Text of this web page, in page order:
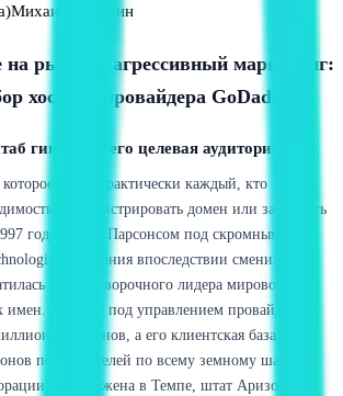
Михаил Сорокин
на рынке и агрессивный маркетинг:
хостинг-провайдера GoDaddy
гиганта и его целевая аудитория
знает практически каждый, кто
зарегистрировать домен или запустить
году Бобом Парсонсом под скромным
компания впоследствии сменила имя
в безоговорочного лидера мировой
Сегодня под управлением провайдера
доменов, а его клиентская база
пользователей по всему земному шару.
расположена в Темпе, штат Аризона,